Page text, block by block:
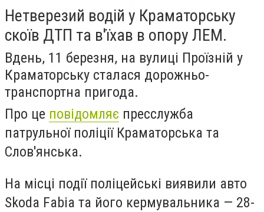
Нетверезий водій у Краматорську
скоїв ДТП та в'їхав в опору ЛЕМ.
Вдень, 11 березня, на вулиці Проїзній у
Краматорську сталася дорожньо-
транспортна пригода.
Про це повідомляє пресслужба
патрульної поліції Краматорська та
Слов'янська.
На місці події поліцейські виявили авто
Skoda Fabia та його кермувальника — 28-